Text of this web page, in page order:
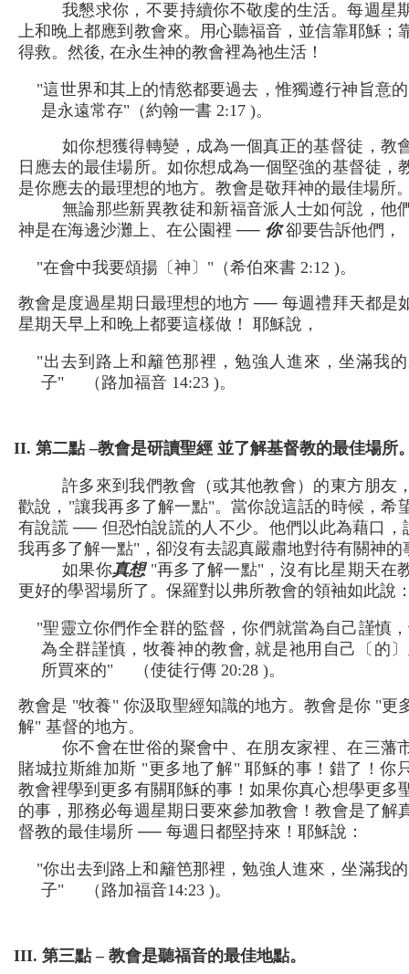
我懇求你，不要持續你不敬虔的生活。每週星
上和晚上都應到教會來。用心聽福音，並信靠耶穌；
得救。然後, 在永生神的教會裡為祂生活！
"這世界和其上的情慾都要過去，惟獨遵行神旨意
是永遠常存"（約翰一書 2:17 )。
如你想獲得轉變，成為一個真正的基督徒，教
日應去的最佳場所。如你想成為一個堅強的基督徒，
是你應去的最理想的地方。教會是敬拜神的最佳場所
無論那些新異教徒和新福音派人士如何說，他
神是在海邊沙灘上、在公園裡 ── 你卻要告訴他們，
"在會中我要頌揚〔神〕"（希伯來書 2:12 )。
教會是度過星期日最理想的地方 ── 每週禮拜天都是
星期天早上和晚上都要這樣做！ 耶穌說，
"出去到路上和籬笆那裡，勉強人進來，坐滿我
子" （路加福音 14:23 )。
II. 第二點 –教會是研讀聖經 並了解基督教的最佳場所
許多來到我們教會（或其他教會）的東方朋友
歡說，"讓我再多了解一點"。當你說這話的時候，希
有說謊 ── 但恐怕說謊的人不少。他們以此為藉口，
我再多了解一點"，卻沒有去認真嚴肅地對待有關神的
如果你真想"再多了解一點"，沒有比星期天在
更好的學習場所了。保羅對以弗所教會的領袖如此說
"聖靈立你們作全群的監督，你們就當為自己謹慎
為全群謹慎，牧養神的教會, 就是祂用自己〔的
所買來的" （使徒行傳 20:28 )。
教會是 "牧養" 你汲取聖經知識的地方。教會是你 "更
解" 基督的地方。
你不會在世俗的聚會中、在朋友家裡、在三藩
賭城拉斯維加斯 "更多地了解" 耶穌的事！錯了！你
教會裡學到更多有關耶穌的事！如果你真心想學更多
的事，那務必每週星期日要來參加教會！教會是了解
督教的最佳場所 ── 每週日都堅持來！耶穌說：
"你出去到路上和籬笆那裡，勉強人進來，坐滿我
子" （路加福音14:23 )。
III. 第三點 – 教會是聽福音的最佳地點。